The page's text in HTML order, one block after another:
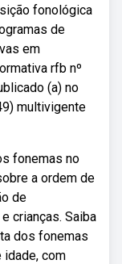
fonológica
de
em
rfb nº
(a) no
multivigente
fonemas no
a ordem de
de
crianças. Saiba
dos fonemas
idade, com